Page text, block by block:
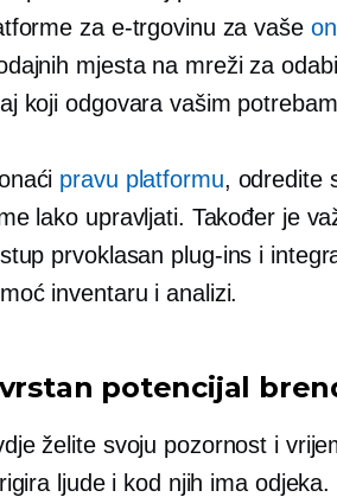
za e-trgovinu za vaše
mjesta na mreži za
koji odgovara vašim
pravu platformu, odredite
lako upravljati. Također je
prvoklasan plug-ins i
inventaru i analizi.
potencijal
želite svoju pozornost i
ljude i kod njih ima